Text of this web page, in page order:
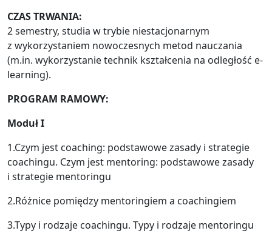
CZAS TRWANIA:
2 semestry, studia w trybie niestacjonarnym
z wykorzystaniem nowoczesnych metod nauczania
(m.in. wykorzystanie technik kształcenia na odległość e-
learning).
PROGRAM RAMOWY:
Moduł I
1.Czym jest coaching: podstawowe zasady i strategie
coachingu. Czym jest mentoring: podstawowe zasady
i strategie mentoringu
2.Różnice pomiędzy mentoringiem a coachingiem
3.Typy i rodzaje coachingu. Typy i rodzaje mentoringu